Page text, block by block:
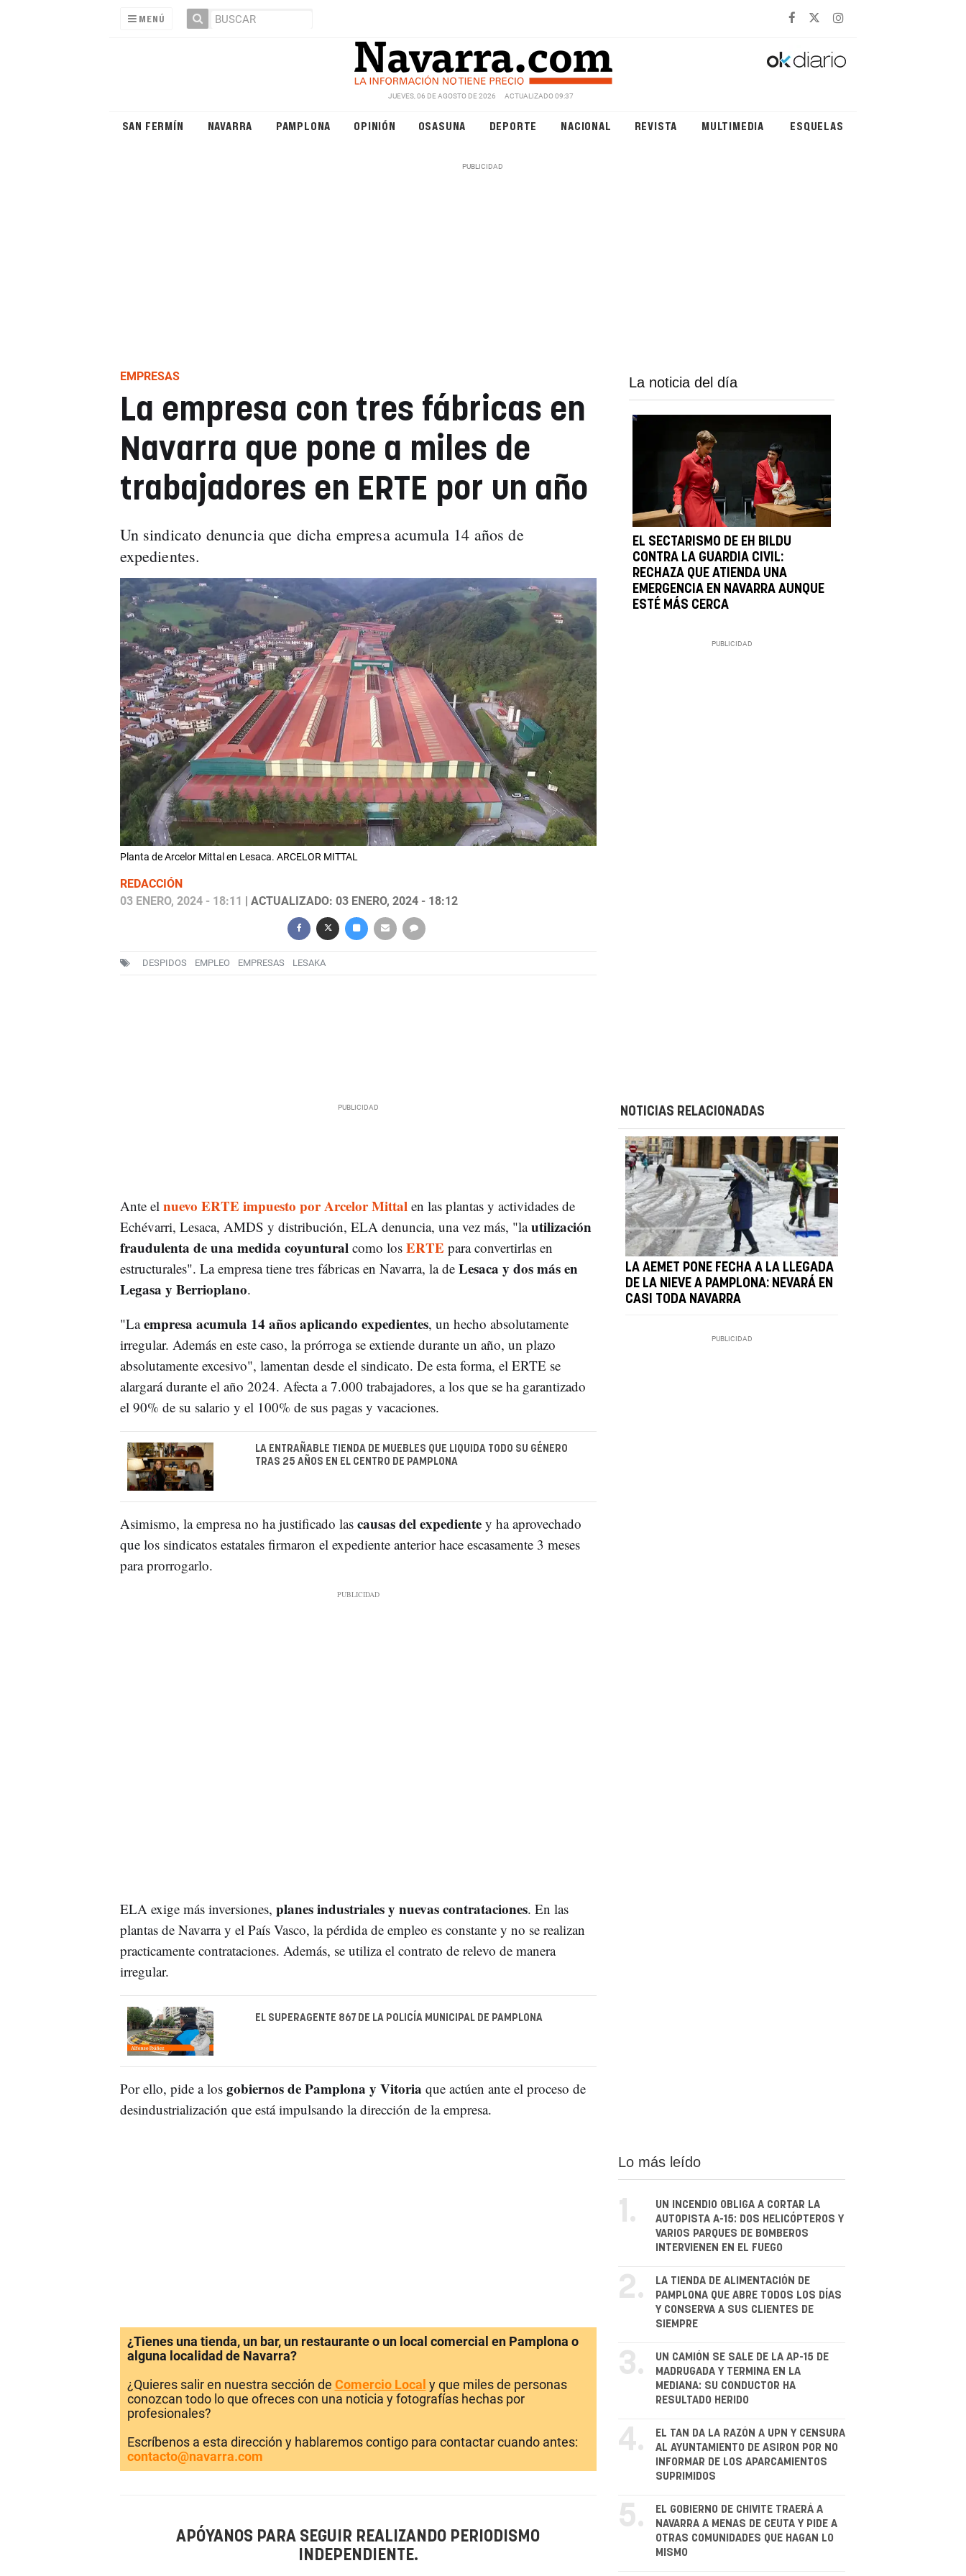
MENÚ
JUEVES, 06 DE AGOSTO DE 2026 ACTUALIZADO 09:37
SAN FERMÍN NAVARRA PAMPLONA OPINIÓN OSASUNA DEPORTE NACIONAL REVISTA MULTIMEDIA ESQUELAS
EMPRESAS
La empresa con tres fábricas en
Navarra que pone a miles de
trabajadores en ERTE por un año
Un sindicato denuncia que dicha empresa acumula 14 años de
expedientes.
Planta de Arcelor Mittal en Lesaca. ARCELOR MITTAL
REDACCIÓN
03 ENERO, 2024 - 18:11 | ACTUALIZADO: 03 ENERO, 2024 - 18:12
DESPIDOS EMPLEO EMPRESAS LESAKA
La noticia del día
EL SECTARISMO DE EH BILDU
CONTRA LA GUARDIA CIVIL:
RECHAZA QUE ATIENDA UNA
EMERGENCIA EN NAVARRA AUNQUE
ESTÉ MÁS CERCA
Ante el nuevo ERTE impuesto por Arcelor Mittal en las plantas y actividades de
Echévarri, Lesaca, AMDS y distribución, ELA denuncia, una vez más, "lautilización
fraudulenta de una medida coyuntural como los ERTE para convertirlas en
estructurales". La empresa tiene tres fábricas en Navarra, la de Lesaca y dos más en
Legasa y Berrioplano.
"Laempresa acumula 14 años aplicando expedientes, un hecho absolutamente
irregular. Además en este caso, la prórroga se extiende durante un año, un plazo
absolutamente excesivo", lamentan desde el sindicato. De esta forma, el ERTE se
alargará durante el año 2024. Afecta a 7.000 trabajadores, a los que se ha garantizado
el 90% de su salario y el 100% de sus pagas y vacaciones.
LA ENTRAÑABLE TIENDA DE MUEBLES QUE LIQUIDA TODO SU GÉNERO
TRAS 25 AÑOS EN EL CENTRO DE PAMPLONA
Asimismo, la empresa no ha justificado las causas del expediente y ha aprovechado
que los sindicatos estatales firmaron el expediente anterior hace escasamente 3 meses
para prorrogarlo.
ELA exige más inversiones, planes industriales y nuevas contrataciones. En las
plantas de Navarra y el País Vasco, la pérdida de empleo es constante y no se realizan
practicamente contrataciones. Además, se utiliza el contrato de relevo de manera
irregular.
EL SUPERAGENTE 867 DE LA POLICÍA MUNICIPAL DE PAMPLONA
Por ello, pide a losgobiernos de Pamplona y Vitoria que actúen ante el proceso de
desindustrialización que está impulsando la dirección de la empresa.
NOTICIAS RELACIONADAS
LA AEMET PONE FECHA A LA LLEGADA
DE LA NIEVE A PAMPLONA: NEVARÁ EN
CASI TODA NAVARRA
¿Tienes una tienda, un bar, un restaurante o un local comercial en Pamplona o
alguna localidad de Navarra?
¿Quieres salir en nuestra sección de Comercio Local y que miles de personas
conozcan todo lo que ofreces con una noticia y fotografías hechas por
profesionales?
Escríbenos a esta dirección y hablaremos contigo para contactar cuando antes:
contacto@navarra.com
APÓYANOS PARA SEGUIR REALIZANDO PERIODISMO
INDEPENDIENTE.
Lo más leído
1.
UN INCENDIO OBLIGA A CORTAR LA
AUTOPISTA A-15: DOS HELICÓPTEROS Y
VARIOS PARQUES DE BOMBEROS
INTERVIENEN EN EL FUEGO
2.
LA TIENDA DE ALIMENTACIÓN DE
PAMPLONA QUE ABRE TODOS LOS DÍAS
Y CONSERVA A SUS CLIENTES DE
SIEMPRE
3.
UN CAMIÓN SE SALE DE LA AP-15 DE
MADRUGADA Y TERMINA EN LA
MEDIANA: SU CONDUCTOR HA
RESULTADO HERIDO
4.
EL TAN DA LA RAZÓN A UPN Y CENSURA
AL AYUNTAMIENTO DE ASIRON POR NO
INFORMAR DE LOS APARCAMIENTOS
SUPRIMIDOS
5.
EL GOBIERNO DE CHIVITE TRAERÁ A
NAVARRA A MENAS DE CEUTA Y PIDE A
OTRAS COMUNIDADES QUE HAGAN LO
MISMO